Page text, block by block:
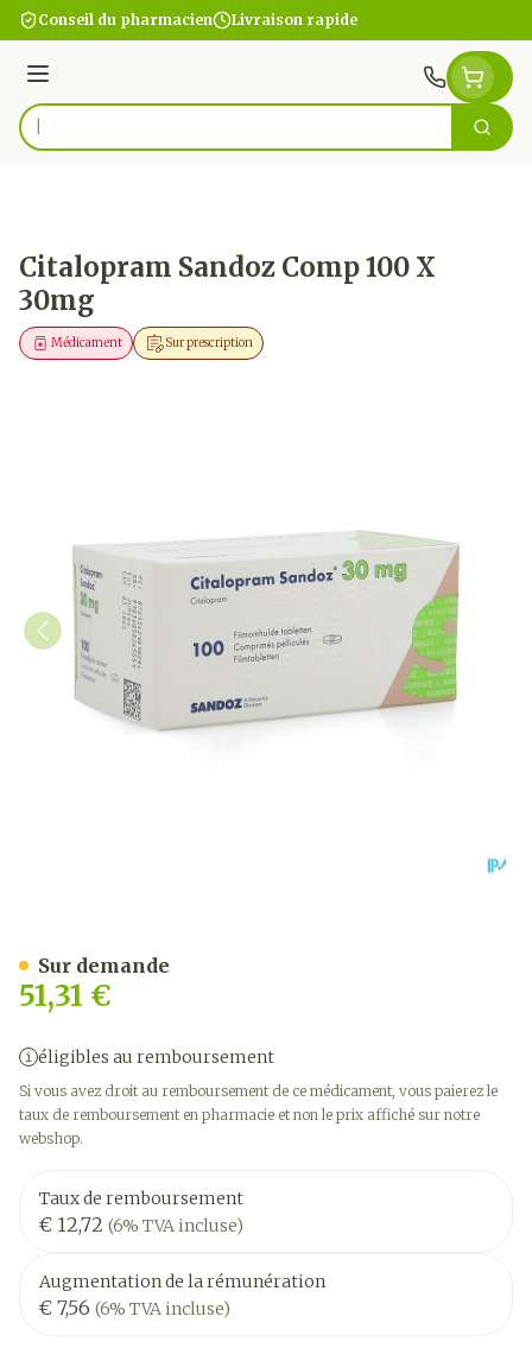
Aller au contenu
Conseil du pharmacien Livraison rapide
Menu
Rechercher
Citalopram Sandoz Comp 100 X
30mg
Sur prescription
Médicament
51,31 €
éligibles au remboursement
Si vous avez droit au remboursement de ce médicament, vous paierez le
taux de remboursement en pharmacie et non le prix affiché sur notre
webshop.
Taux de remboursement
€ 12,72 (6% TVA incluse)
Augmentation de la rémunération
€ 7,56 (6% TVA incluse)
Sur demande